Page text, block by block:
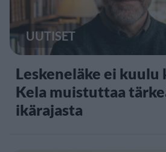
UUTISET
Leskeneläke ei kuulu
Kela muistuttaa
ikärajasta